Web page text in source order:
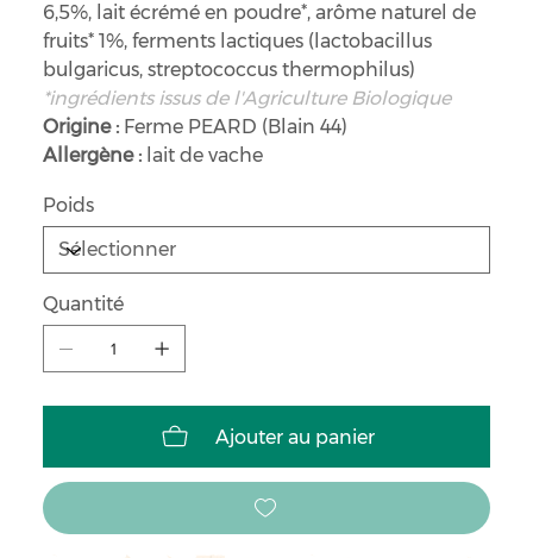
6,5%, lait écrémé en poudre*, arôme naturel de
fruits* 1%, ferments lactiques (lactobacillus
bulgaricus, streptococcus thermophilus)
*ingrédients issus de l'Agriculture Biologique
Origine :Ferme PEARD (Blain 44)
Allergène :lait de vache
Poids
Quantité
Ajouter au panier